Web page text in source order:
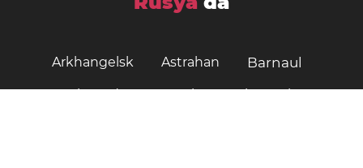
Arkhangelsk Astrahan Barnaul